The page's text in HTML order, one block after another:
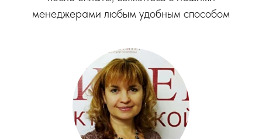
менеджерами любым удобным способом